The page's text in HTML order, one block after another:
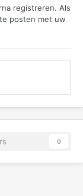
registreren. Als
posten met uw
0